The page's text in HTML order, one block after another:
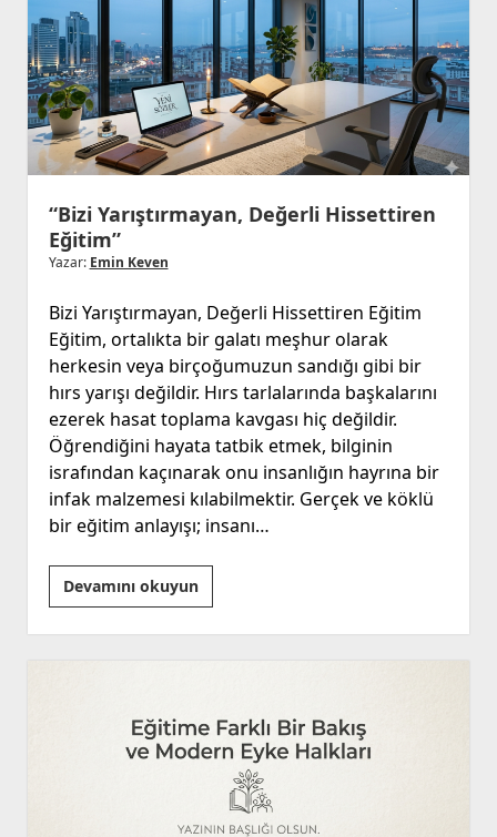
Eğitim,
Geleceğe
Dokunamaz!”
“Bizi Yarıştırmayan, Değerli Hissettiren
Eğitim”
Yazar: Emin Keven
Bizi Yarıştırmayan, Değerli Hissettiren Eğitim
Eğitim, ortalıkta bir galatı meşhur olarak
herkesin veya birçoğumuzun sandığı gibi bir
hırs yarışı değildir. Hırs tarlalarında başkalarını
ezerek hasat toplama kavgası hiç değildir.
Öğrendiğini hayata tatbik etmek, bilginin
israfından kaçınarak onu insanlığın hayrına bir
infak malzemesi kılabilmektir. Gerçek ve köklü
bir eğitim anlayışı; insanı…
Devamını okuyun“Bizi
Yarıştırmayan,
Değerli